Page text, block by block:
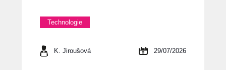
Technologie
K. Jiroušová 29/07/2026